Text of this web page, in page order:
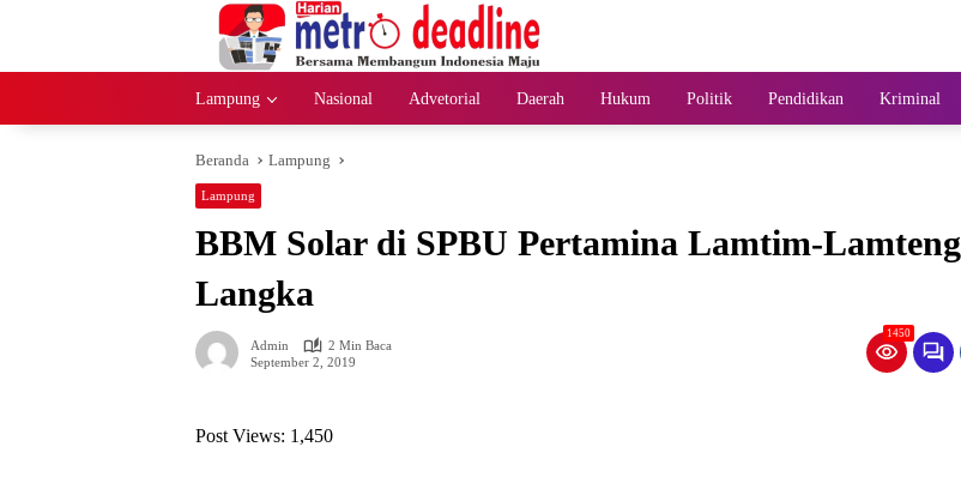
Lampung Nasional Advetorial Daerah Hukum Politik Pendidikan Kriminal
Beranda Lampung
Lampung
BBM Solar di SPBU Pertamina Lamtim-Lamteng
Langka
Admin
2 Min Baca
September 2, 2019
1450
Post Views: 1,450